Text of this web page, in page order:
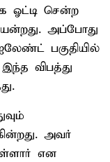
ஓட்டி சென்ற
அப்போது
பகுதியில்
விபத்து
அவர்
என